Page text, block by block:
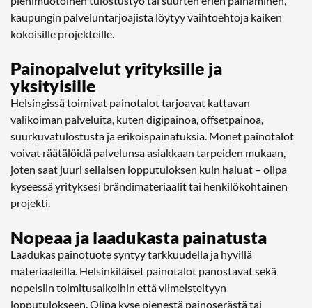
kaupungin palveluntarjoajista löytyy vaihtoehtoja kaiken
kokoisille projekteille.
Painopalvelut yrityksille ja
yksityisille
Helsingissä toimivat painotalot tarjoavat kattavan
valikoiman palveluita, kuten digipainoa, offsetpainoa,
suurkuvatulostusta ja erikoispainatuksia. Monet painotalot
voivat räätälöidä palvelunsa asiakkaan tarpeiden mukaan,
joten saat juuri sellaisen lopputuloksen kuin haluat – olipa
kyseessä yrityksesi brändimateriaalit tai henkilökohtainen
projekti.
Nopeaa ja laadukasta painatusta
Laadukas painotuote syntyy tarkkuudella ja hyvillä
materiaaleilla. Helsinkiläiset painotalot panostavat sekä
nopeisiin toimitusaikoihin että viimeisteltyyn
lopputulokseen. Olipa kyse pienestä painoserästä tai